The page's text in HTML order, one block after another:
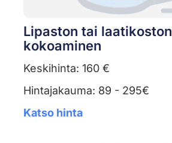
Lipaston tai laatikoston
kokoaminen
Keskihinta: 160 €
Hintajakauma: 89 - 295€
Katso hinta